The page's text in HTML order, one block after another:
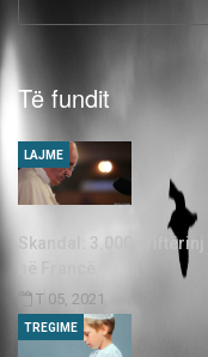
Të fundit
Skandal: 3.000
T 05, 2021
LAJME
TREGIME